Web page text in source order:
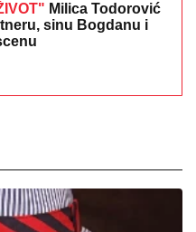
Milica Todorović
sinu Bogdanu i